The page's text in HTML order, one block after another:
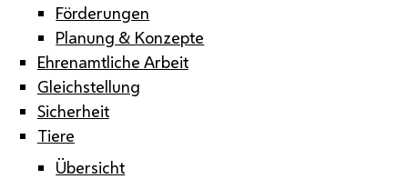
Förderungen
Planung & Konzepte
Ehrenamtliche Arbeit
Gleichstellung
Sicherheit
Tiere
Übersicht